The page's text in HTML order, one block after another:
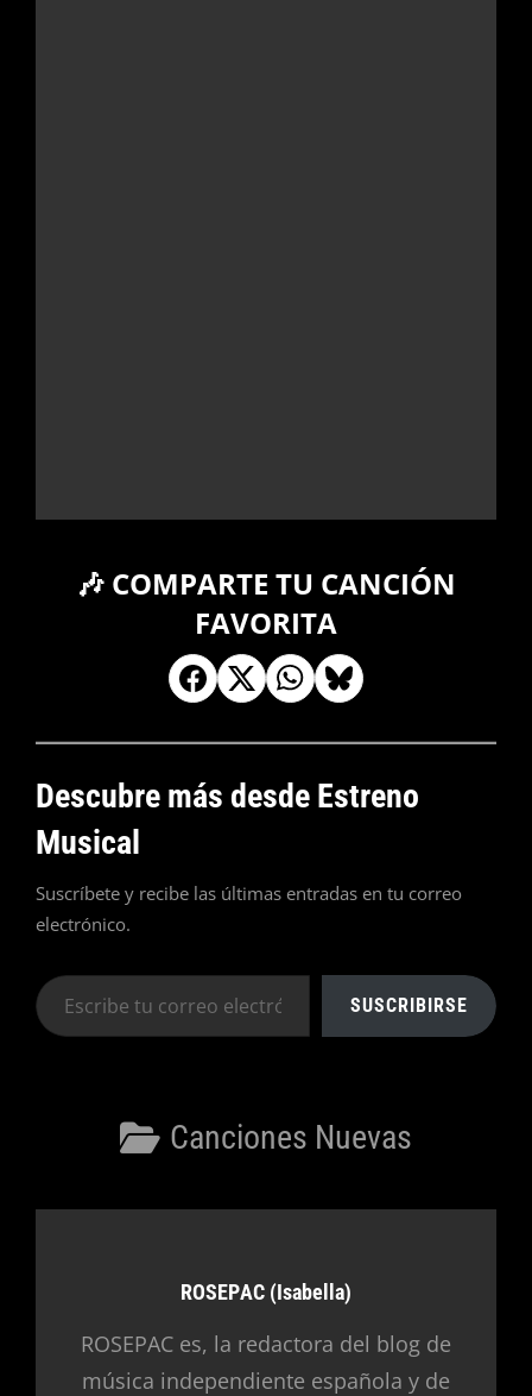
🎶 COMPARTE TU CANCIÓN
FAVORITA
Descubre más desde Estreno
Musical
Suscríbete y recibe las últimas entradas en tu correo
electrónico.
Escribe
tu
SUSCRIBIRSE
Categorías
Canciones Nuevas
Autor:
ROSEPAC (Isabella)
ROSEPAC es, la redactora del blog de
música independiente española y de